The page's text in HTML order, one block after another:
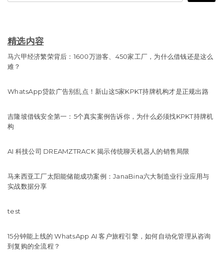
精选内容
马六甲经济繁荣背后：1600万游客、450家工厂，为什么借钱还是这么
难？
WhatsApp贷款广告别乱点！新山这5家KPKT持牌机构才是正规出路
吉隆坡借钱安全第一：5个真实案例告诉你，为什么必须找KPKT持牌机
构
AI 科技公司 DREAMZTRACK 揭示传统聊天机器人的销售局限
马来西亚工厂太阳能储能成功案例：JanaBina六大制造业行业应用与
实战数据分享
test
15分钟能上线的 WhatsApp AI 客户旅程引擎，如何自动化管理从咨询
到复购的全流程？